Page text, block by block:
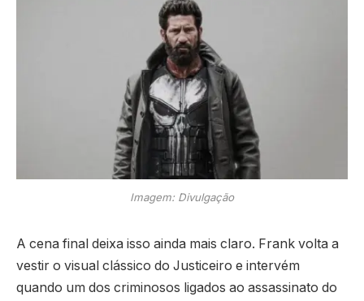
Imagem: Divulgação
A cena final deixa isso ainda mais claro. Frank volta a
vestir o visual clássico do Justiceiro e intervém
quando um dos criminosos ligados ao assassinato do